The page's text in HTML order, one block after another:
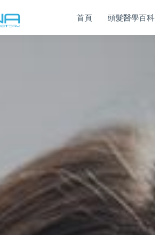
首頁 頭髮醫學百科